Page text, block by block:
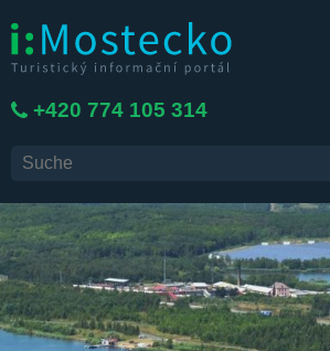
+420 774 105 314